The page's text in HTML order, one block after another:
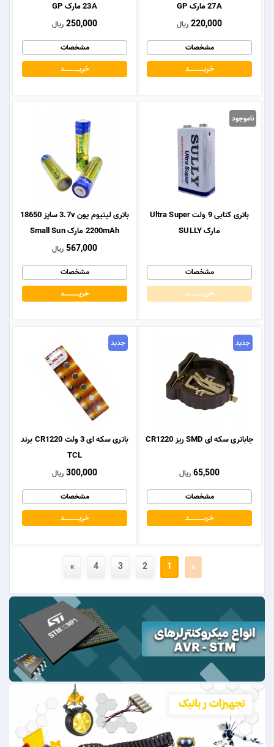
27A مارک GP
220,000 ریال
مشخصات
خریــــــــــــد
23A مارک GP
250,000 ریال
مشخصات
خریــــــــــــد
ناموجود
باتری کتابی 9 ولت Ultra Super
مارک SULLY
مشخصات
خریــــــــــــد
باتری لیتیوم یون 3.7v سایز 18650
2200mAh مارک Small Sun
567,000 ریال
مشخصات
خریــــــــــــد
جدید
جاباتری سکه ای SMD ریز CR1220
65,500 ریال
مشخصات
خریــــــــــــد
جدید
باتری سکه ای 3 ولت CR1220 برند
TCL
300,000 ریال
مشخصات
خریــــــــــــد
«
1
2
3
4
»